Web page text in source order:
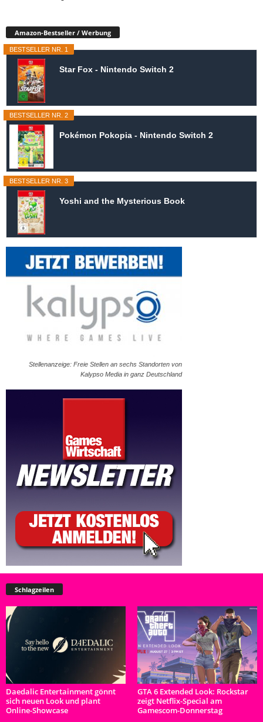
Amazon-Bestseller / Werbung
BESTSELLER NR. 1
Star Fox - Nintendo Switch 2
BESTSELLER NR. 2
Pokémon Pokopia - Nintendo Switch 2
BESTSELLER NR. 3
Yoshi and the Mysterious Book
Stellenanzeige: Freie Stellen an sechs Standorten von
Kalypso Media in ganz Deutschland
Schlagzeilen
Daedalic Entertainment gönnt
sich neuen Look und plant
Online-Showcase
GTA 6 Extended Look: Rockstar
zeigt Netflix-Special am
Gamescom-Donnerstag